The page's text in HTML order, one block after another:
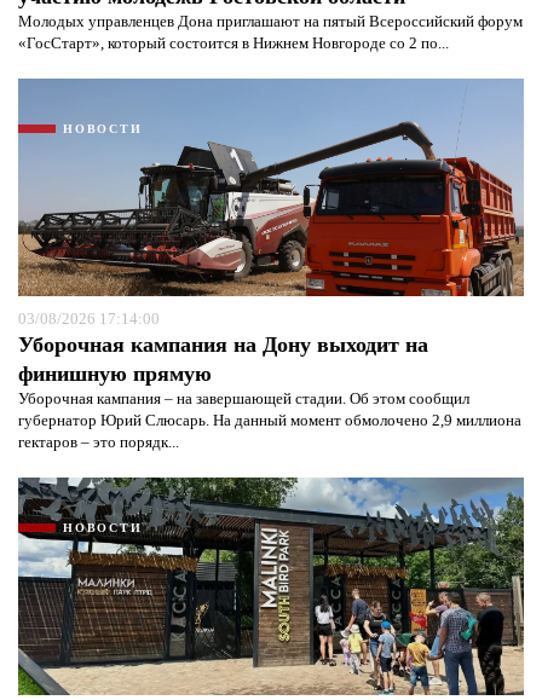
Молодых управленцев Дона приглашают на пятый Всероссийский форум
«ГосСтарт», который состоится в Нижнем Новгороде со 2 по...
НОВОСТИ
03/08/2026 17:14:00
Уборочная кампания на Дону выходит на
финишную прямую
Уборочная кампания – на завершающей стадии. Об этом сообщил
губернатор Юрий Слюсарь. На данный момент обмолочено 2,9 миллиона
гектаров – это порядк...
НОВОСТИ